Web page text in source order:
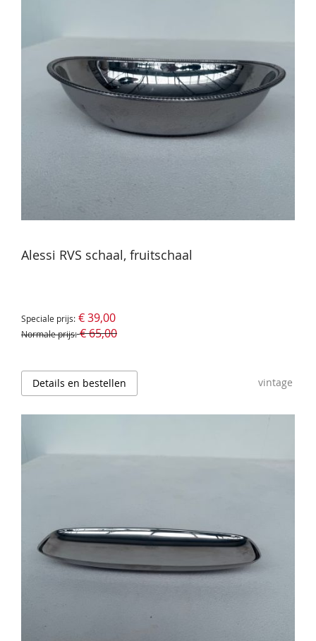
Alessi RVS schaal, fruitschaal
Speciale prijs € 39,00
Normale prijs € 65,00
Details en bestellen vintage